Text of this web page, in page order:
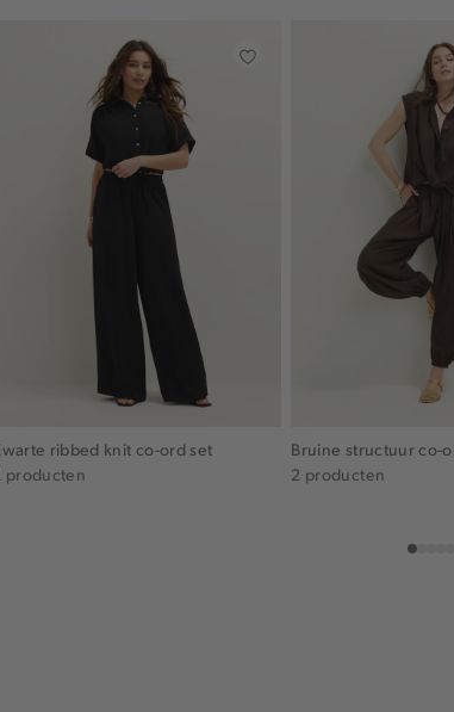
ribbed knit co-ord set
producten
Bruine structuur co-
2 producten